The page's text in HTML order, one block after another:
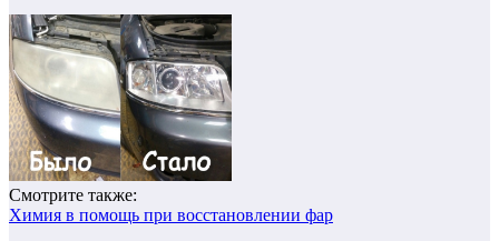
Смотрите также:
Химия в помощь при восстановлении фар